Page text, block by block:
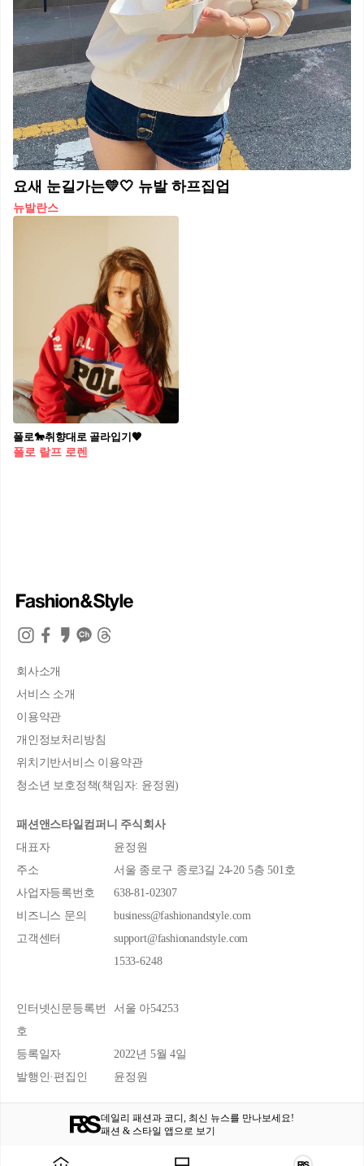
요새 눈길가는💛🤍 뉴발 하프집업
뉴발란스
폴로🐎취향대로 골라입기🧡
폴로 랄프 로렌
데일리 패션과 코디, 최신 뉴스를 만나보세요!
패션 & 스타일 앱으로 보기
회사소개
서비스 소개
이용약관
개인정보처리방침
위치기반서비스 이용약관
청소년 보호정책(책임자: 윤정원)
패션앤스타일컴퍼니 주식회사
대표자
윤정원
주소
서울 종로구 종로3길 24-20 5층 501호
사업자등록번호
638-81-02307
비즈니스 문의
business@fashionandstyle.com
고객센터
support@fashionandstyle.com
1533-6248
인터넷신문등록번
호
서울 아54253
등록일자
2022년 5월 4일
발행인·편집인
윤정원